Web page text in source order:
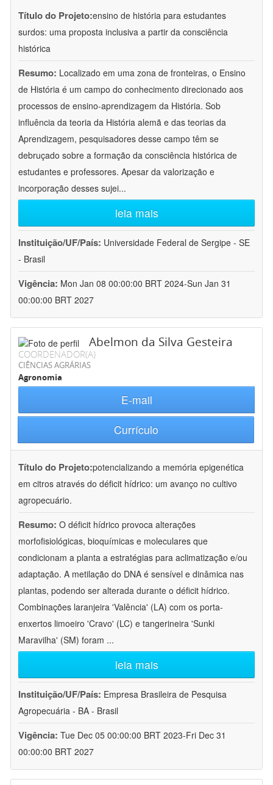
Título do Projeto:ensino de história para estudantes
surdos: uma proposta inclusiva a partir da consciência
histórica
Resumo: Localizado em uma zona de fronteiras, o Ensino
de História é um campo do conhecimento direcionado aos
processos de ensino-aprendizagem da História. Sob
influência da teoria da História alemã e das teorias da
Aprendizagem, pesquisadores desse campo têm se
debruçado sobre a formação da consciência histórica de
estudantes e professores. Apesar da valorização e
incorporação desses sujei...
leia mais
Instituição/UF/País: Universidade Federal de Sergipe - SE
- Brasil
Vigência: Mon Jan 08 00:00:00 BRT 2024-Sun Jan 31
00:00:00 BRT 2027
Abelmon da Silva Gesteira
COORDENADOR(A)
CIÊNCIAS AGRÁRIAS
Agronomia
E-mail
Currículo
Título do Projeto:potencializando a memória epigenética
em citros através do déficit hídrico: um avanço no cultivo
agropecuário.
Resumo: O déficit hídrico provoca alterações
morfofisiológicas, bioquímicas e moleculares que
condicionam a planta a estratégias para aclimatização e/ou
adaptação. A metilação do DNA é sensível e dinâmica nas
plantas, podendo ser alterada durante o déficit hídrico.
Combinações laranjeira 'Valência' (LA) com os porta-
enxertos limoeiro 'Cravo' (LC) e tangerineira 'Sunki
Maravilha' (SM) foram ...
leia mais
Instituição/UF/País: Empresa Brasileira de Pesquisa
Agropecuária - BA - Brasil
Vigência: Tue Dec 05 00:00:00 BRT 2023-Fri Dec 31
00:00:00 BRT 2027